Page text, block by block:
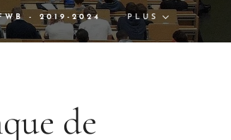
- 2019-2024 PLUS
de